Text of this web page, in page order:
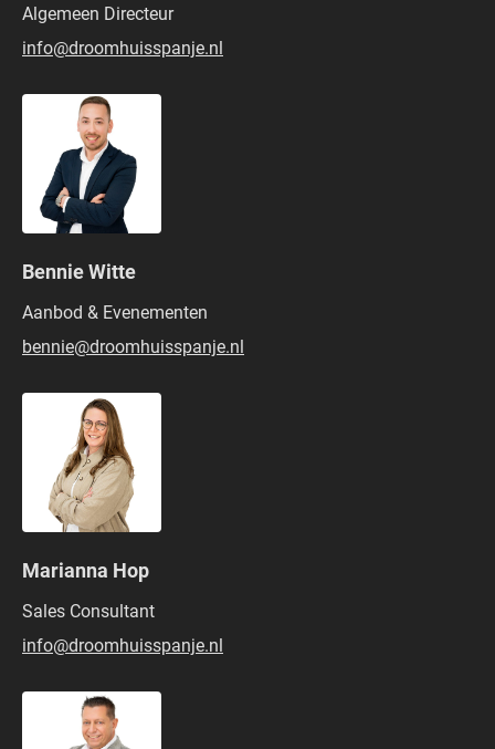
Algemeen Directeur
info@droomhuisspanje.nl
Bennie Witte
Aanbod & Evenementen
bennie@droomhuisspanje.nl
Marianna Hop
Sales Consultant
info@droomhuisspanje.nl